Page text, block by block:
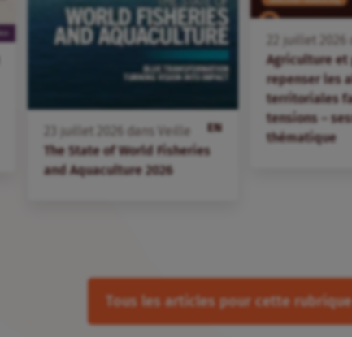
EN
juillet dans
Veille
The State of World Fisheries
and Aquaculture 2026
juillet
Agriculture et
repenser les
territoriales
tensions –
thématique
Tous les articles pour cette rubrique